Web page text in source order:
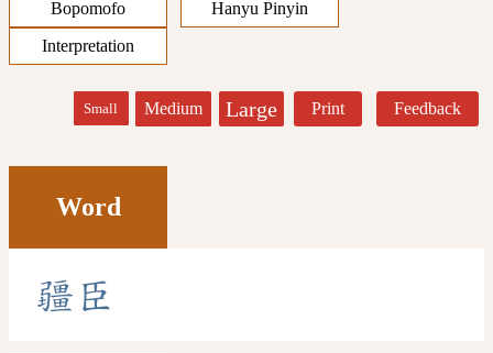
Bopomofo
Hanyu Pinyin
Interpretation
Small Medium Large Print Feedback
Word
疆 臣